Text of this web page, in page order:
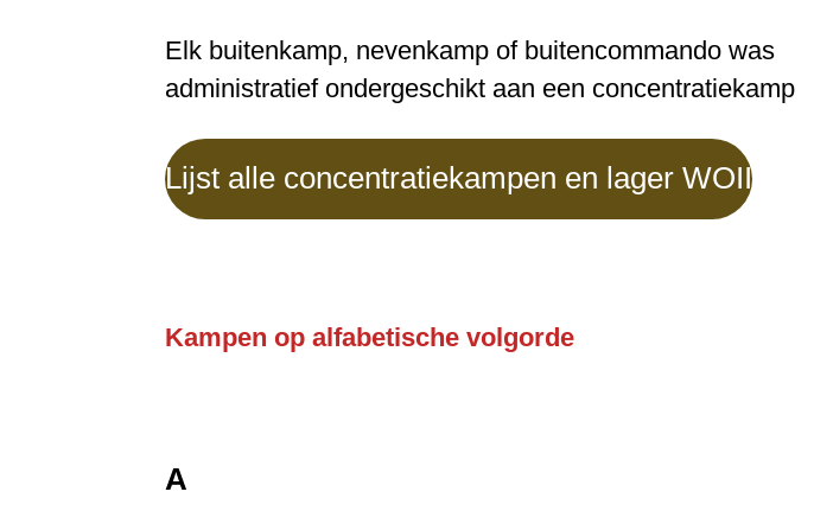
Elk buitenkamp, nevenkamp of buitencommando was
administratief ondergeschikt aan een concentratiekamp
Lijst alle concentratiekampen en lager WOII
Kampen op alfabetische volgorde
A